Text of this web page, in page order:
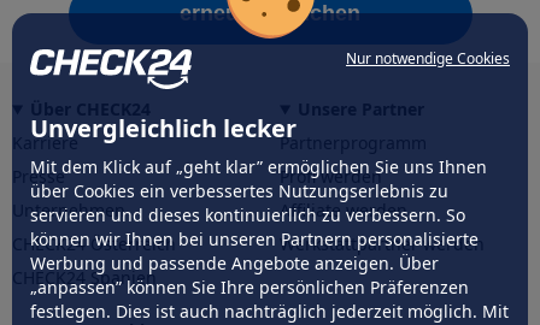
Nur notwendige Cookies
Unvergleichlich lecker
Mit dem Klick auf „geht klar” ermöglichen Sie uns Ihnen
über Cookies ein verbessertes Nutzungserlebnis zu
servieren und dieses kontinuierlich zu verbessern. So
können wir Ihnen bei unseren Partnern personalisierte
Werbung und passende Angebote anzeigen. Über
„anpassen” können Sie Ihre persönlichen Präferenzen
festlegen. Dies ist auch nachträglich jederzeit möglich. Mit
erneut versuchen
Karriere
Presse
Unternehmen
CHECK24 Österreich
CHECK24 Spanien
Partnerprogramm
Profi werden
Affiliate werden
Werkstattpartner werden